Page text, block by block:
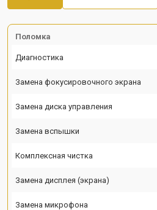
Поломка
Диагностика
Замена фокусировочного экрана
Замена диска управления
Замена вспышки
Комплексная чистка
Замена дисплея (экрана)
Замена микрофона